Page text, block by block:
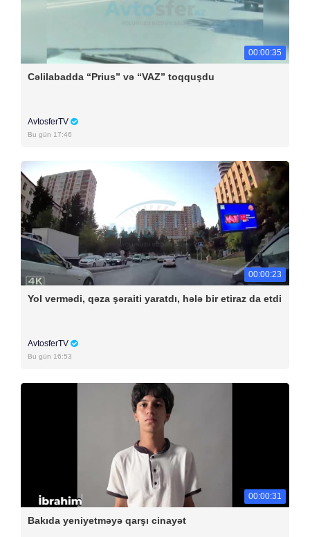
00:00:35
Cəlilabadda “Prius” və “VAZ” toqquşdu
AvtosferTV
Bu gün 17:46
00:00:23
Yol vermədi, qəza şəraiti yaratdı, hələ bir etiraz da etdi
AvtosferTV
Bu gün 16:53
00:00:31
Bakıda yeniyetməyə qarşı cinayət